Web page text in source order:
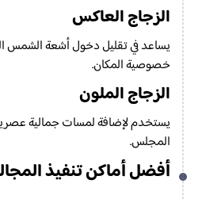
الزجاج العاكس
يساعد في تقليل دخول أشعة الشمس
خصوصية المكان.
الزجاج الملون
يستخدم لإضافة لمسات جمالية
المجلس.
أفضل أماكن تنفيذ